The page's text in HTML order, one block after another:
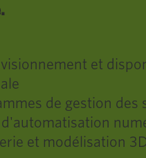
et
de gestion des
et modélisation